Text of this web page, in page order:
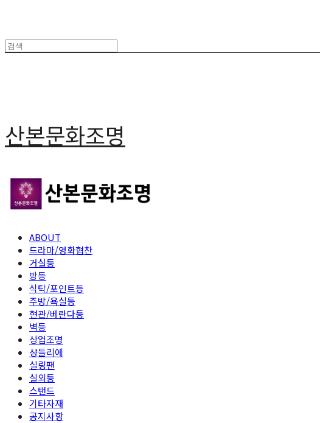
산본문화조명
ABOUT
드라마/영화협찬
거실등
방등
식탁/포인트등
주방/욕실등
현관/베란다등
벽등
상업조명
샹들리에
실링팬
실외등
스탠드
기타자재
공지사항